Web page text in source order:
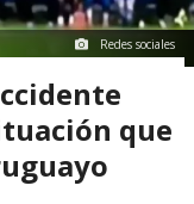
Redes sociales
que